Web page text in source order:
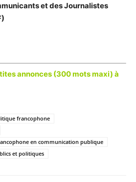
et des Journalistes
annonces (300 mots maxi) à
francophone
en communication publique
et politiques